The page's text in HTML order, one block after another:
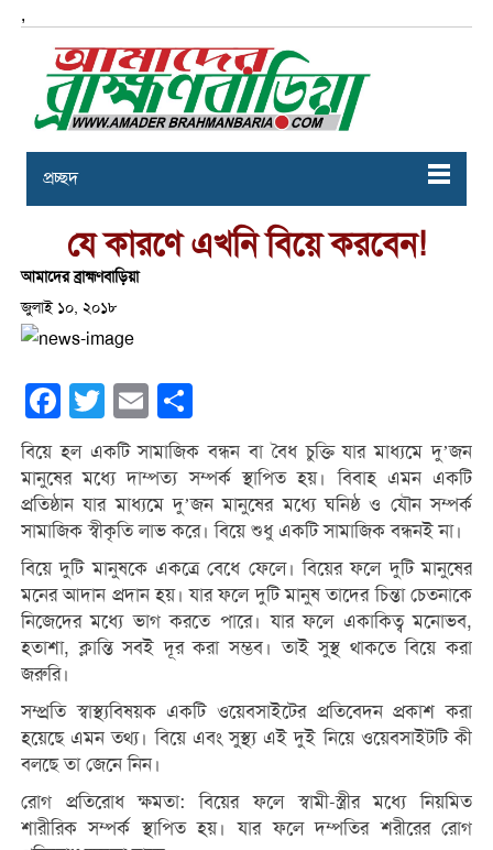
,
প্রচ্ছদ
যে কারণে এখনি বিয়ে করবেন!
আমাদের ব্রাহ্মণবাড়িয়া
জুলাই ১০, ২০১৮
Facebook
Twitter Email
বিয়ে হল একটি সামাজিক বন্ধন বা বৈধ চুক্তি যার মাধ্যমে দু’জন
মানুষের মধ্যে দাম্পত্য সম্পর্ক স্থাপিত হয়। বিবাহ এমন একটি
প্রতিষ্ঠান যার মাধ্যমে দু’জন মানুষের মধ্যে ঘনিষ্ঠ ও যৌন সম্পর্ক
সামাজিক স্বীকৃতি লাভ করে। বিয়ে শুধু একটি সামাজিক বন্ধনই না।
বিয়ে দুটি মানুষকে একত্রে বেধে ফেলে। বিয়ের ফলে দুটি মানুষের
মনের আদান প্রদান হয়। যার ফলে দুটি মানুষ তাদের চিন্তা চেতনাকে
নিজেদের মধ্যে ভাগ করতে পারে। যার ফলে একাকিত্ব মনোভব,
হতাশা, ক্লান্তি সবই দূর করা সম্ভব। তাই সুস্থ থাকতে বিয়ে করা
জরুরি।
সম্প্রতি স্বাস্থ্যবিষয়ক একটি ওয়েবসাইটের প্রতিবেদন প্রকাশ করা
হয়েছে এমন তথ্য। বিয়ে এবং সুস্থ্য এই দুই নিয়ে ওয়েবসাইটটি কী
বলছে তা জেনে নিন।
রোগ প্রতিরোধ ক্ষমতা: বিয়ের ফলে স্বামী-স্ত্রীর মধ্যে নিয়মিত
শারীরিক সম্পর্ক স্থাপিত হয়। যার ফলে দম্পতির শরীরের রোগ